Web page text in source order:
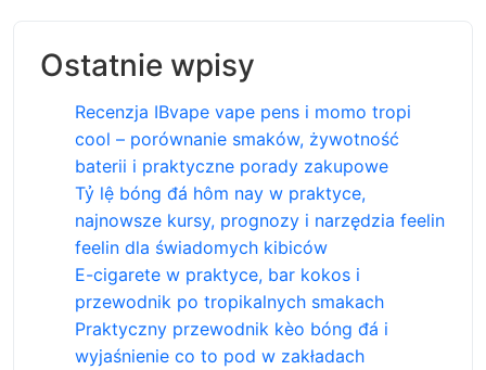
Ostatnie wpisy
Recenzja IBvape vape pens i momo tropi
cool – porównanie smaków, żywotność
baterii i praktyczne porady zakupowe
Tỷ lệ bóng đá hôm nay w praktyce,
najnowsze kursy, prognozy i narzędzia feelin
feelin dla świadomych kibiców
E-cigarete w praktyce, bar kokos i
przewodnik po tropikalnych smakach
Praktyczny przewodnik kèo bóng đá i
wyjaśnienie co to pod w zakładach